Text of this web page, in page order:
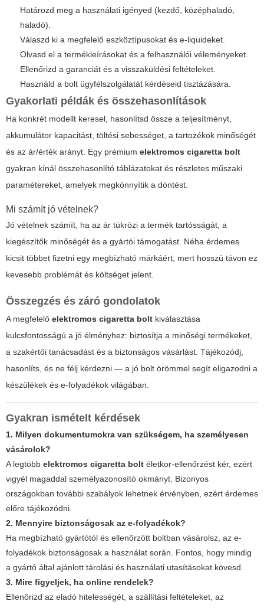
Határozd meg a használati igényed (kezdő, középhaladó,
haladó).
Válaszd ki a megfelelő eszköztípusokat és e-liquideket.
Olvasd el a termékleírásokat és a felhasználói véleményeket.
Ellenőrizd a garanciát és a visszaküldési feltételeket.
Használd a bolt ügyfélszolgálatát kérdéseid tisztázására.
Gyakorlati példák és összehasonlítások
Ha konkrét modellt keresel, hasonlítsd össze a teljesítményt,
akkumulátor kapacitást, töltési sebességet, a tartozékok minőségét
és az ár/érték arányt. Egy prémium elektromos cigaretta bolt
gyakran kínál összehasonlító táblázatokat és részletes műszaki
paramétereket, amelyek megkönnyítik a döntést.
Mi számít jó vételnek?
Jó vételnek számít, ha az ár tükrözi a termék tartósságát, a
kiegészítők minőségét és a gyártói támogatást. Néha érdemes
kicsit többet fizetni egy megbízható márkáért, mert hosszú távon ez
kevesebb problémát és költséget jelent.
Összegzés és záró gondolatok
A megfelelő elektromos cigaretta bolt kiválasztása
kulcsfontosságú a jó élményhez: biztosítja a minőségi termékeket,
a szakértői tanácsadást és a biztonságos vásárlást. Tájékozódj,
hasonlíts, és ne félj kérdezni — a jó bolt örömmel segít eligazodni a
készülékek és e-folyadékok világában.
Gyakran ismételt kérdések
1. Milyen dokumentumokra van szükségem, ha személyesen
vásárolok?
A legtöbb elektromos cigaretta bolt életkor-ellenőrzést kér, ezért
vigyél magaddal személyazonosító okmányt. Bizonyos
országokban további szabályok lehetnek érvényben, ezért érdemes
előre tájékozódni.
2. Mennyire biztonságosak az e-folyadékok?
Ha megbízható gyártótól és ellenőrzött boltban vásárolsz, az e-
folyadékok biztonságosak a használat során. Fontos, hogy mindig
a gyártó által ajánlott tárolási és használati utasításokat kövesd.
3. Mire figyeljek, ha online rendelek?
Ellenőrizd az eladó hitelességét, a szállítási feltételeket, az